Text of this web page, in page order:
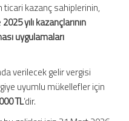
ticari kazanç sahiplerinin,
2025 yılı kazançlarının
uygulamaları
verilecek gelir vergisi
uyumlu mükellefler için
TL’dir.